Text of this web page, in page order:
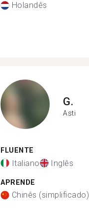
Holandês
G.
Asti
FLUENTE
Italiano Inglês
APRENDE
Chinês (simplificado)